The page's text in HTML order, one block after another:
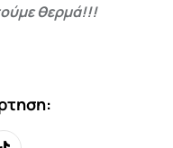
θερμά!!!